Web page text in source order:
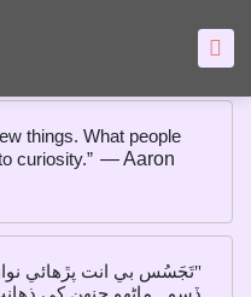
things. What people
curiosity.” ― Aaron
"تَجَسُس بي انت پڙهائي